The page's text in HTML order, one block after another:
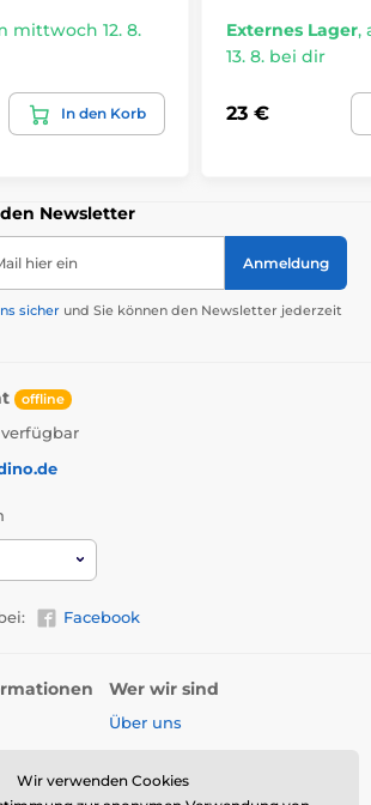
mittwoch 12. 8.
In den Korb
Externes Lager,
13. 8. bei dir
23 €
Newsletter
hier ein Anmeldung
sicher und Sie können den Newsletter jederzeit
offline
Facebook
Wer wir sind
Über uns
Galamodino
Wir verwenden Cookies